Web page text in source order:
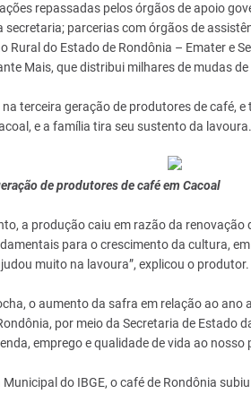
repassadas pelos órgãos de apoio
parcerias com órgãos de
Rural do Estado de Rondônia – Emater e
Mais, que distribui milhares de mudas
terceira geração de produtores de café,
e a família tira seu sustento da lavoura.
de produtores de café em Cacoal
a produção caiu em razão da
para o crescimento da cultura,
muito na lavoura”, explicou o produtor.
o aumento da safra em relação ao
por meio da Secretaria de Estado
emprego e qualidade de vida ao nosso
do IBGE, o café de Rondônia